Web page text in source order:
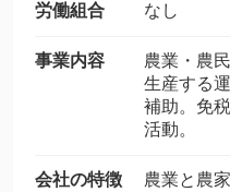
労働組合 なし
事業内容
農業・農
生産する
補助。免
活動。
会社の特徴
農業と農